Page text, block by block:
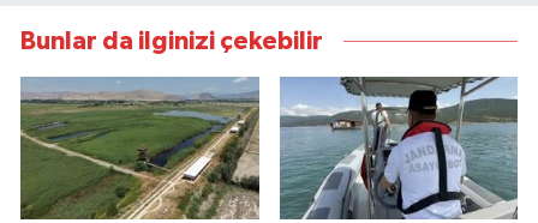
Bunlar da ilginizi çekebilir